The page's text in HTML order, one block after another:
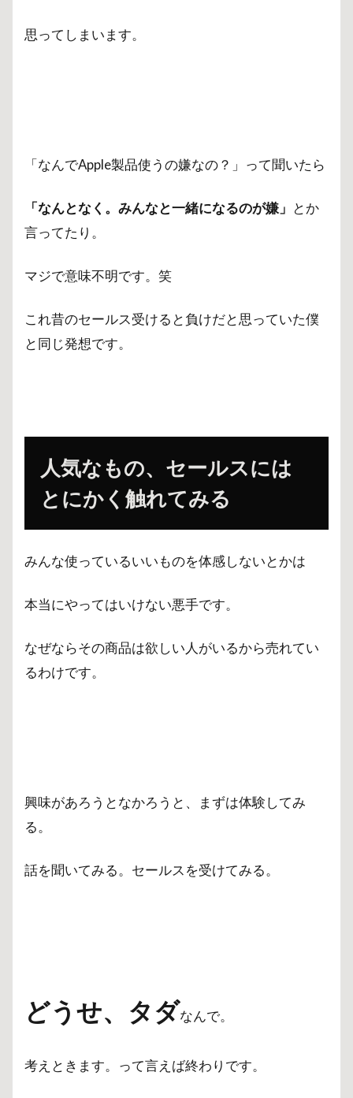
思ってしまいます。
「なんでApple製品使うの嫌なの？」って聞いたら
「なんとなく。みんなと一緒になるのが嫌」 とか
言ってたり。
マジで意味不明です。笑
これ昔のセールス受けると負けだと思っていた僕
と同じ発想です。
人気なもの、セールスには
とにかく触れてみる
みんな使っているいいものを体感しないとかは
本当にやってはいけない悪手です。
なぜならその商品は欲しい人がいるから売れてい
るわけです。
興味があろうとなかろうと、まずは体験してみ
る。
話を聞いてみる。セールスを受けてみる。
どうせ、タダなんで。
考えときます。って言えば終わりです。